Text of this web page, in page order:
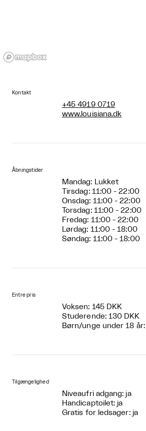
Kontakt
+45 4919 0719
www.louisiana.dk
Åbningstider
Mandag: Lukket
Tirsdag: 11:00 - 22:00
Onsdag: 11:00 - 22:00
Torsdag: 11:00 - 22:00
Fredag: 11:00 - 22:00
Lørdag: 11:00 - 18:00
Søndag: 11:00 - 18:00
Entre pris
Voksen: 145 DKK
Studerende: 130 DKK
Børn/unge under 18
Tilgængelighed
Niveaufri adgang: ja
Handicaptoilet: ja
Gratis for ledsager: ja